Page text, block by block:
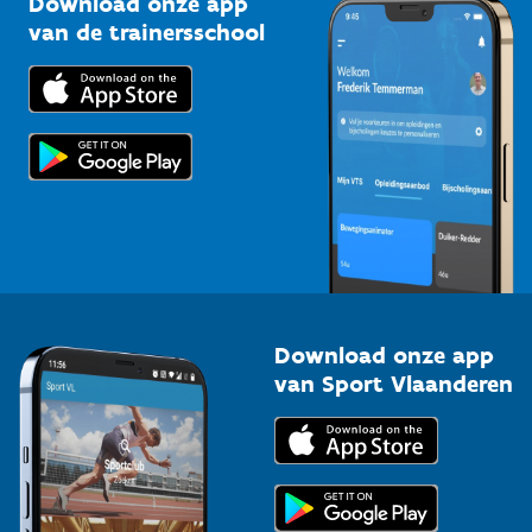
Bedrijven
Trainers en begeleiders
Topsporters
Downloads
Voor de pers
van de trainersschool
Download onze app
van Sport Vlaanderen